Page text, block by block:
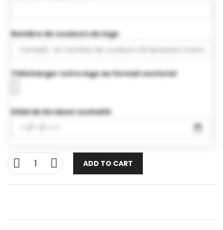
Nombre de couleurs du logo
Télécharger votre logo au format vectoriel
Délai de livraison souhaité
ADD TO CART